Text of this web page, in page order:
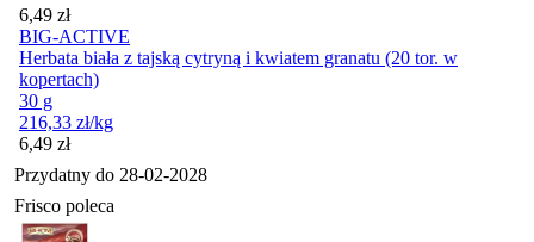
Cena
6,49 zł
BIG-ACTIVE
Herbata biała z tajską cytryną i kwiatem granatu (20 tor. w
kopertach)
30 g
216,33 zł/kg
Cena
6,49 zł
Przydatny do 28-02-2028
Frisco poleca